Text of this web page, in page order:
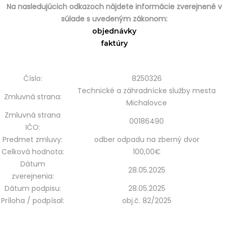
Na nasledujúcich odkazoch nájdete informácie zverejnené v
súlade s uvedeným zákonom:
objednávky
faktúry
Číslo:
8250326
Zmluvná strana:
Technické a záhradnícke služby mesta
Michalovce
Zmluvná strana
IČO:
00186490
Predmet zmluvy:
odber odpadu na zberný dvor
Celková hodnota:
100,00€
Dátum
zverejnenia:
28.05.2025
Dátum podpisu:
28.05.2025
Príloha / podpísal:
obj.č. 82/2025